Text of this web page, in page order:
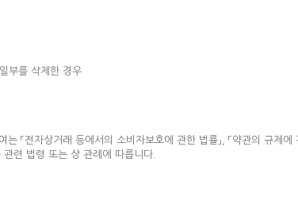
부를 삭제한 경우
「전자상거래 등에서의 소비자보호에 관한 법률」, 「약관의 규제에
관련 법령 또는 상 관례에 따릅니다.